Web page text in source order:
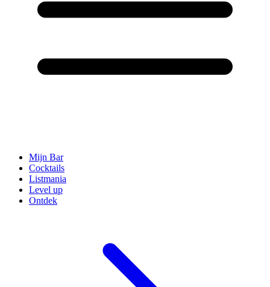
Mijn Bar
Cocktails
Listmania
Level up
Ontdek